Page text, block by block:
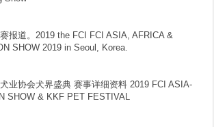
报道。2019 the FCI FCI ASIA, AFRICA &
SHOW 2019 in Seoul, Korea.
业协会犬界盛典 赛事详细资料 2019 FCI ASIA-
SHOW & KKF PET FESTIVAL